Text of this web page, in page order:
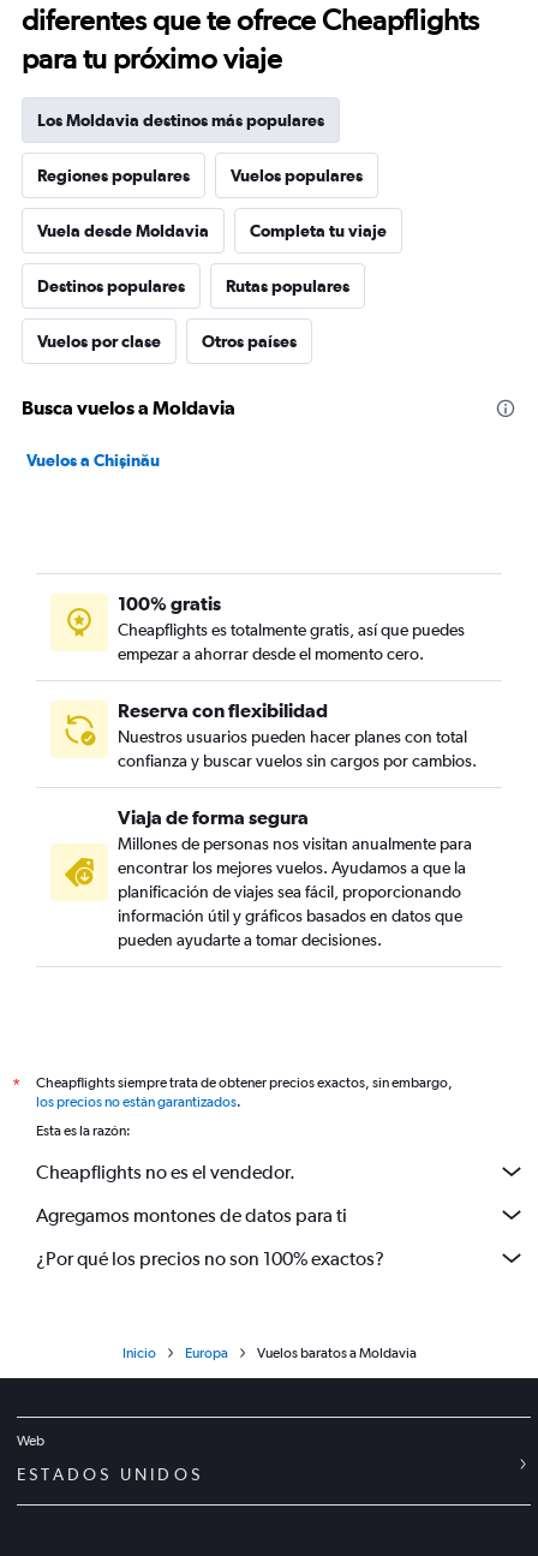
diferentes que te ofrece Cheapflights
para tu próximo viaje
Los Moldavia destinos más populares
Regiones populares Vuelos populares
Vuela desde Moldavia Completa tu viaje
Destinos populares Rutas populares
Vuelos por clase Otros países
Busca vuelos a Moldavia
Vuelos a Chişinău
100% gratis
Cheapflights es totalmente gratis, así que puedes
empezar a ahorrar desde el momento cero.
Reserva con flexibilidad
Nuestros usuarios pueden hacer planes con total
confianza y buscar vuelos sin cargos por cambios.
Viaja de forma segura
Millones de personas nos visitan anualmente para
encontrar los mejores vuelos. Ayudamos a que la
planificación de viajes sea fácil, proporcionando
información útil y gráficos basados en datos que
pueden ayudarte a tomar decisiones.
*
Cheapflights siempre trata de obtener precios exactos, sin embargo,
los precios no están garantizados.
Esta es la razón:
Cheapflights no es el vendedor.
Agregamos montones de datos para ti
¿Por qué los precios no son 100% exactos?
Inicio Europa Vuelos baratos a Moldavia
Web
ESTADOS UNIDOS